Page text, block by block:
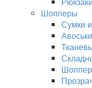
Шопперы
Сумки